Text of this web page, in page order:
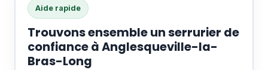
Aide rapide
Trouvons ensemble un serrurier de
confiance à Anglesqueville-la-
Bras-Long